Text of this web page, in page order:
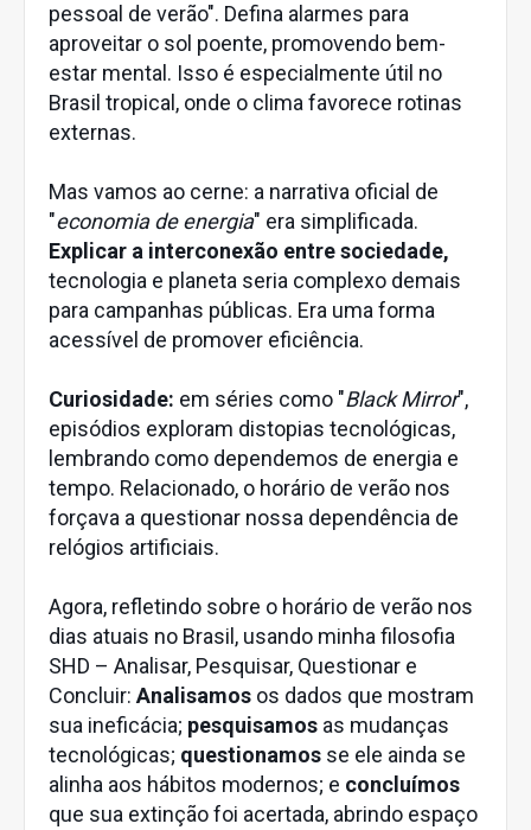
pessoal de verão". Defina alarmes para
aproveitar o sol poente, promovendo bem-
estar mental. Isso é especialmente útil no
Brasil tropical, onde o clima favorece rotinas
externas.
Mas vamos ao cerne: a narrativa oficial de
"economia de energia" era simplificada.
Explicar a interconexão entre sociedade,
tecnologia e planeta seria complexo demais
para campanhas públicas. Era uma forma
acessível de promover eficiência.
Curiosidade: em séries como "Black Mirror",
episódios exploram distopias tecnológicas,
lembrando como dependemos de energia e
tempo. Relacionado, o horário de verão nos
forçava a questionar nossa dependência de
relógios artificiais.
Agora, refletindo sobre o horário de verão nos
dias atuais no Brasil, usando minha filosofia
SHD – Analisar, Pesquisar, Questionar e
Concluir: Analisamos os dados que mostram
sua ineficácia; pesquisamos as mudanças
tecnológicas; questionamos se ele ainda se
alinha aos hábitos modernos; e concluímos
que sua extinção foi acertada, abrindo espaço